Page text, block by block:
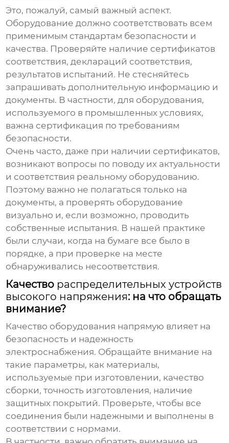
Это, пожалуй, самый важный аспект.
Оборудование должно соответствовать всем
применимым стандартам безопасности и
качества. Проверяйте наличие сертификатов
соответствия, деклараций соответствия,
результатов испытаний. Не стесняйтесь
запрашивать дополнительную информацию и
документы. В частности, для оборудования,
используемого в промышленных условиях,
важна сертификация по требованиям
безопасности.
Очень часто, даже при наличии сертификатов,
возникают вопросы по поводу их актуальности
и соответствия реальному оборудованию.
Поэтому важно не полагаться только на
документы, а проверять оборудование
визуально и, если возможно, проводить
собственные испытания. В нашей практике
были случаи, когда на бумаге все было в
порядке, а при проверке на месте
обнаруживались несоответствия.
Качество распределительных устройств
высокого напряжения: на что обращать
внимание?
Качество оборудования напрямую влияет на
безопасность и надежность
электроснабжения. Обращайте внимание на
такие параметры, как материалы,
используемые при изготовлении, качество
сборки, точность изготовления, наличие
защитных покрытий. Проверьте, чтобы все
соединения были надежными и выполнены в
соответствии с нормами.